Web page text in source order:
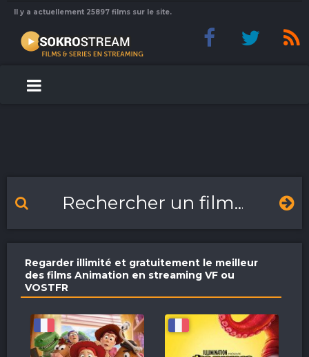
Il y a actuellement 25897 films sur le site.
Regarder illimité et gratuitement le meilleur
des films Animation en streaming VF ou
VOSTFR